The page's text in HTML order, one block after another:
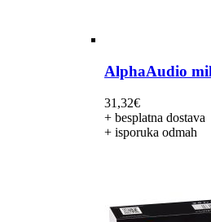
AlphaAudio
31,32€
+ besplatna dostava
+ isporuka odmah